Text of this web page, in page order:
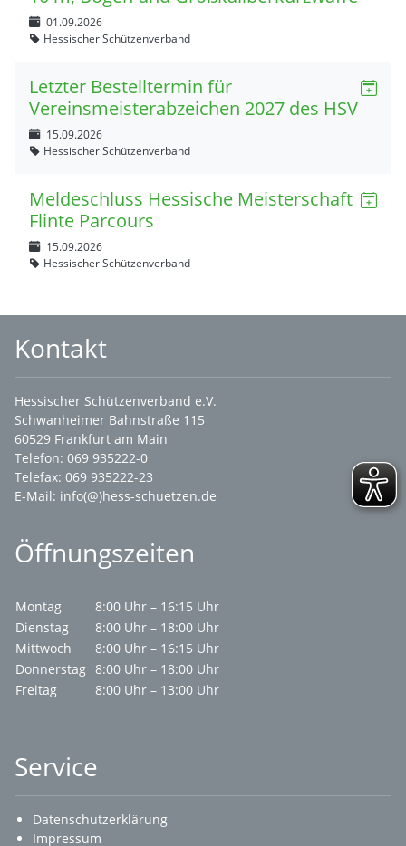
01.09.2026
Hessischer Schützenverband
Letzter Bestelltermin für
Vereinsmeisterabzeichen 2027 des HSV
15.09.2026
Hessischer Schützenverband
Meldeschluss Hessische Meisterschaft
Flinte Parcours
15.09.2026
Hessischer Schützenverband
Kontakt
Hessischer Schützenverband e.V.
Schwanheimer Bahnstraße 115
60529 Frankfurt am Main
Telefon: 069 935222-0
Telefax: 069 935222-23
E-Mail: info(@)hess-schuetzen.de
Öffnungszeiten
Montag
8:00 Uhr – 16:15 Uhr
Dienstag
8:00 Uhr – 18:00 Uhr
Mittwoch
8:00 Uhr – 16:15 Uhr
Donnerstag 8:00 Uhr – 18:00 Uhr
Freitag
8:00 Uhr – 13:00 Uhr
Service
Datenschutzerklärung
Impressum